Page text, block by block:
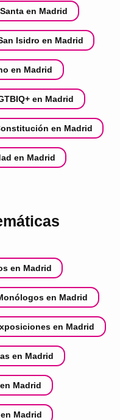
en Madrid
Isidro en Madrid
en Madrid
en Madrid
en Madrid
en Madrid
en Madrid
en Madrid
en Madrid
en Madrid
Madrid
Madrid